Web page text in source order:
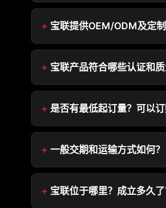
宝联提供OEM/ODM及定
宝联产品符合哪些认证和
是否有最低起订量？可以
一般交期和运输方式如何？
宝联位于哪里？成立多久